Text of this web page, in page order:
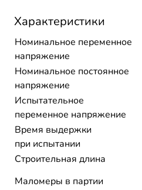
Характеристики
Номинальное переменное
напряжение
Номинальное постоянное
напряжение
Испытательное
переменное напряжение
Время выдержки
при испытании
Строительная длина
Маломеры в партии